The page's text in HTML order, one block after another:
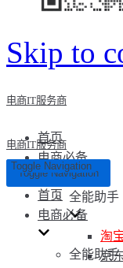
Skip to
电商IT服务商
首页
电商必备
全能助手
淘
京
电商IT服务商
Toggle Navigation
Toggle Navigation
首页
电商必备
全能助手